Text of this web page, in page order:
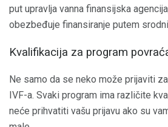
put upravlja vanna finansijska
obezbeđuje finansiranje putem
Kvalifikacija za program
Ne samo da se neko može prijaviti
IVF-a. Svaki program ima različite
neće prihvatiti vašu prijavu ako su